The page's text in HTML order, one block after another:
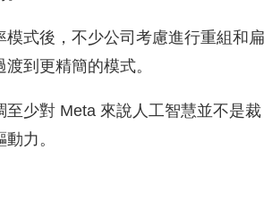
模式後，不少公司考慮進行重組和扁
到更精簡的模式。
至少對 Meta 來說人工智慧並不是裁
力。